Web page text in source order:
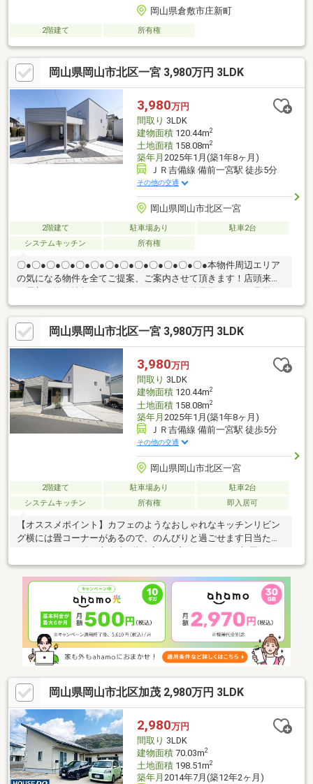
岡山県倉敷市庄新町
2階建て 所有権
岡山県岡山市北区一宮 3,980万円 3LDK
3,980万円
間取り 3LDK
建物面積120.44m2
土地面積158.08m2
築年月 2025年1月(築1年8ヶ月)
ＪＲ吉備線 備前一宮駅 徒歩5分
その他の交通
岡山県岡山市北区一宮
2階建て 駐車場あり
駐車2台
システムキッチン
所有権
〇●〇●〇●〇●〇●〇●〇●〇●〇●〇●〇●〇●〇●本物件周辺エリア
の気になる物件を全てご提案、ご案内させて頂きます！店頭来店
アーは【その場で確定！ 見学予約する（無料）からご予約下さ
い】〇●〇●〇●〇●〇●〇●〇●〇●〇●〇●〇●〇●〇●●JR備前一宮
駅まで徒歩5分●パントリーあり♪●内覧可能です！詳細はお気軽に
お問い合わせください♪他にも「これはどんな物件？」「住所が知
りたい」など、お気兼ねなくお問い合わせください。物件ごとで
はなく、お客様ごとに担当者がサポートさせていただきます。
岡山県岡山市北区一宮 3,980万円 3LDK
3,980万円
間取り 3LDK
建物面積120.44m2
土地面積158.08m2
築年月 2025年1月(築1年8ヶ月)
ＪＲ吉備線 備前一宮駅 徒歩5分
その他の交通
岡山県岡山市北区一宮
2階建て 駐車場あり
駐車2台
システムキッチン
所有権 即入居可
【オススメポイント】カフェのようなおしゃれなキッチンリビン
グ横には畳コーナーがあるので、のんびりと過ごせます日当たり
ることが可能です【生活しやすい環境】中山小学校まで徒歩12分
（約940ｍ）中山中学校まで徒歩3分（約240ｍ）マルナカ一宮店
まで徒歩13分（約1020ｍ）*☆―お問合せ方法―☆*【資料請求
（無料）】のフォームをご入力いただくか、お電話の方は086-
230-6720までお気軽にどうぞ♪
岡山県岡山市北区加茂 2,980万円 3LDK
2,980万円
間取り 3LDK
建物面積70.03m2
土地面積198.51m2
築年月 2014年7月(築12年2ヶ月)